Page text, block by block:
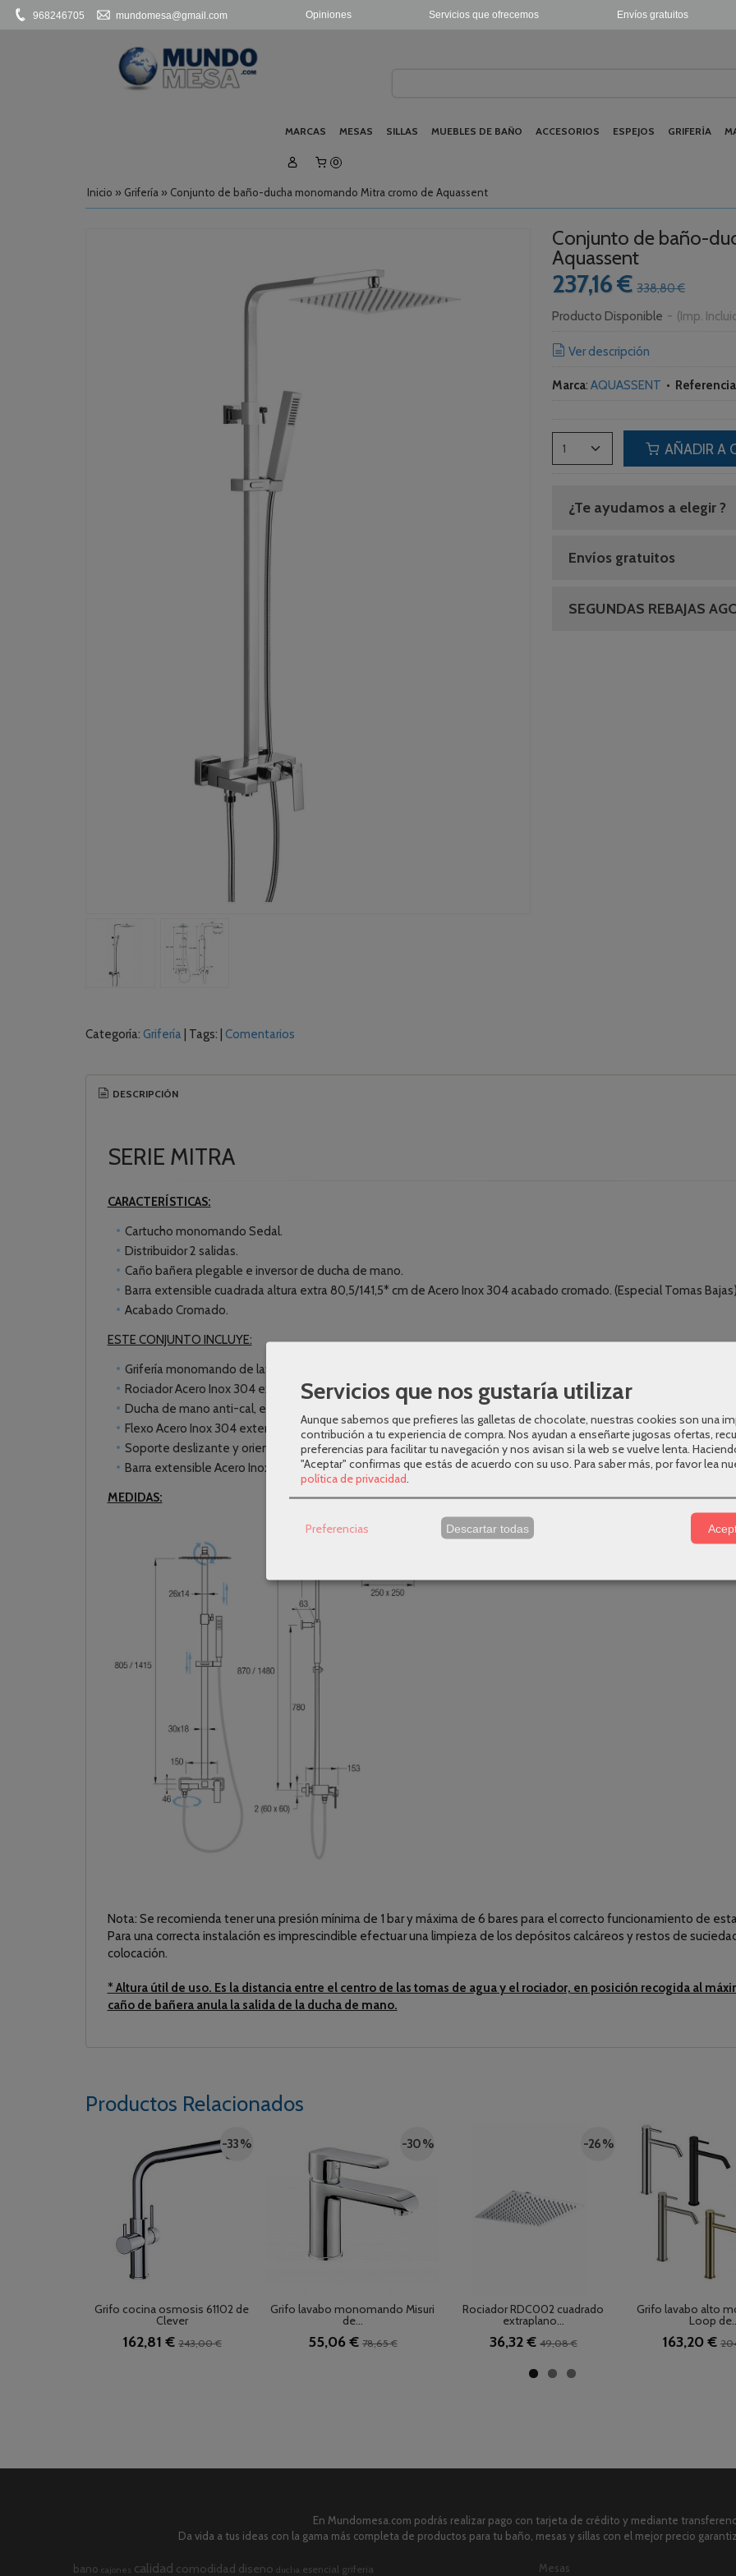
Envíos gratuitos
Servicios que ofrecemos
Opiniones
968246705 mundomesa@gmail.com
MARCAS MESAS SILLAS MUEBLES DE BAÑO ACCESORIOS ESPEJOS GRIFERÍA
0
Inicio » Grifería » Conjunto de baño-ducha monomando Mitra cromo de Aquassent
Conjunto de baño-
Aquassent
237,16 € 338,80 €
Producto Disponible - (Imp.
Ver descripción
Marca: AQUASSENT • Referencia
AÑADIR A
¿Te ayudamos a elegir ?
Envíos gratuitos
SEGUNDAS REBAJAS
Categoría: Grifería Tags: Comentarios
DESCRIPCIÓN
SERIE MITRA
CARACTERÍSTICAS:
Cartucho monomando Sedal.
Distribuidor 2 salidas.
Caño bañera plegable e inversor de ducha de mano.
Barra extensible cuadrada altura extra 80,5/141,5* cm de Acero Inox 304 acabado cromado. (Especial Tomas Bajas)
Acabado Cromado.
ESTE CONJUNTO INCLUYE:
Grifería monomando de latón, incluye distribuidor y caño de bañera plegable.
Rociador Acero Inox 304 extraplano, anti-cal, efecto lluvia, cuadrado de 25 x 25 cm. con rótula orientable.
Ducha de mano anti-cal, efecto lluvia.
Flexo Acero Inox 304 extensible 150/180 cm.
Soporte deslizante y orientable.
Barra extensible Acero Inox 304.
MEDIDAS:
Nota: Se recomienda tener una presión mínima de 1 bar y máxima de 6 bares para el correcto funcionamiento de
Para una correcta instalación es imprescindible efectuar una limpieza de los depósitos calcáreos y restos de
colocación.
* Altura útil de uso. Es la distancia entre el centro de las tomas de agua y el rociador, en posición recogida al
caño de bañera anula la salida de la ducha de mano.
Productos Relacionados
-33 %
Grifo cocina osmosis 61102 de
Clever
162,81 € 243,00 €
-30 %
Grifo lavabo monomando Misuri
de...
55,06 € 78,65 €
-26 %
Rociador RDC002 cuadrado
extraplano...
36,32 € 49,08 €
Grifo lavabo alto
Loop
163,20 €
En Mundomesa.com podrás realizar pago con tarjeta de crédito y mediante
Da vida a tus ideas con la gama más completa de productos para tu baño, mesas y sillas con el mejor precio
bano cajones calidad comodidad diseno ducha esencial griferia Mesas
Servicios que nos gustaría utilizar
Aunque sabemos que prefieres las galletas de chocolate, nuestras cookies son una
contribución a tu experiencia de compra. Nos ayudan a enseñarte jugosas ofertas,
preferencias para facilitar tu navegación y nos avisan si la web se vuelve lenta.
"Aceptar" confirmas que estás de acuerdo con su uso. Para saber más, por favor lea
política de privacidad.
Preferencias Descartar todas